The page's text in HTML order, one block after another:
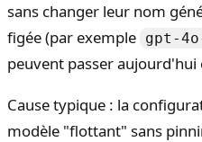
sans changer leur nom
figée (par exemple gpt-
peuvent passer
Cause typique : la
modèle "flottant" sans